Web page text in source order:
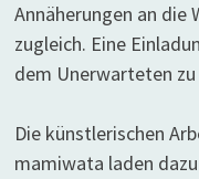
Annäherungen an
zugleich. Eine
dem Unerwarteten zu
Die künstlerischen
mamiwata laden